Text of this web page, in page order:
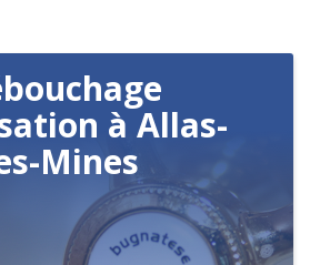
à Allas-
Mines